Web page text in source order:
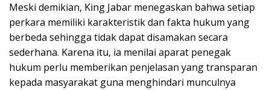
Meski demikian, King Jabar menegaskan bahwa setiap
perkara memiliki karakteristik dan fakta hukum yang
berbeda sehingga tidak dapat disamakan secara
sederhana. Karena itu, ia menilai aparat penegak
hukum perlu memberikan penjelasan yang transparan
kepada masyarakat guna menghindari munculnya